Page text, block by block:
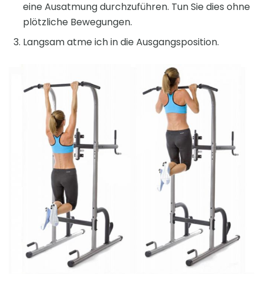
eine Ausatmung durchzuführen. Tun Sie dies ohne
plötzliche Bewegungen.
Langsam atme ich in die Ausgangsposition.